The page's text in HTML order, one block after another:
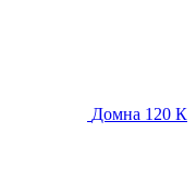
Домна 120 К